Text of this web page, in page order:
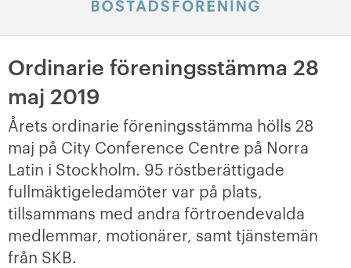
BLI MEDLEM
+
Om oss
Sök ledigt
+
Våra bostäder
Ordinarie föreningsstämma 28
maj 2019
Årets ordinarie föreningsstämma hölls 28
maj på City Conference Centre på Norra
Latin i Stockholm. 95 röstberättigade
fullmäktigeledamöter var på plats,
tillsammans med andra förtroendevalda
medlemmar, motionärer, samt tjänstemän
från SKB.